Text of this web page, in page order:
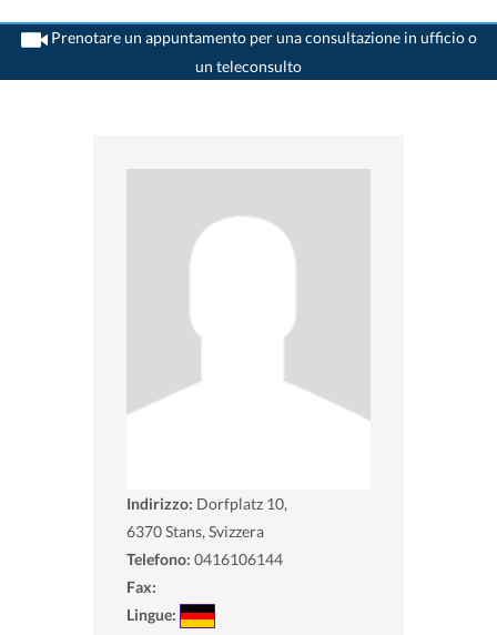
Prenotare un appuntamento per una consultazione in ufficio o
un teleconsulto
>Chirurgo orale>Stans>Dr. Adrian Balbi
Indirizzo: Dorfplatz 10,
6370Stans, Svizzera
Telefono: 0416106144
Fax:
Lingue: